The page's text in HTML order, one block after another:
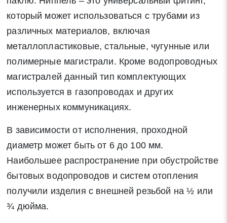
Поиск
который может использоваться с трубами из
различных материалов, включая
металлопластиковые, стальные, чугунные или
полимерные магистрали. Кроме водопроводных
магистралей данный тип комплектующих
используется в газопроводах и других
инженерных коммуникациях.
В зависимости от исполнения, проходной
диаметр может быть от 6 до 100 мм.
Наибольшее распространение при обустройстве
бытовых водопроводов и систем отопления
получили изделия с внешней резьбой на ½ или
¾ дюйма.
Закрыть
* - обязательные поля для заполнения
Отправить заявку
Нажимая на кнопку «Отправить заявку» Вы даете согласие
на обработку своих персональных данных в соответствии со
«О персональных данных», а также соглашаетесь на